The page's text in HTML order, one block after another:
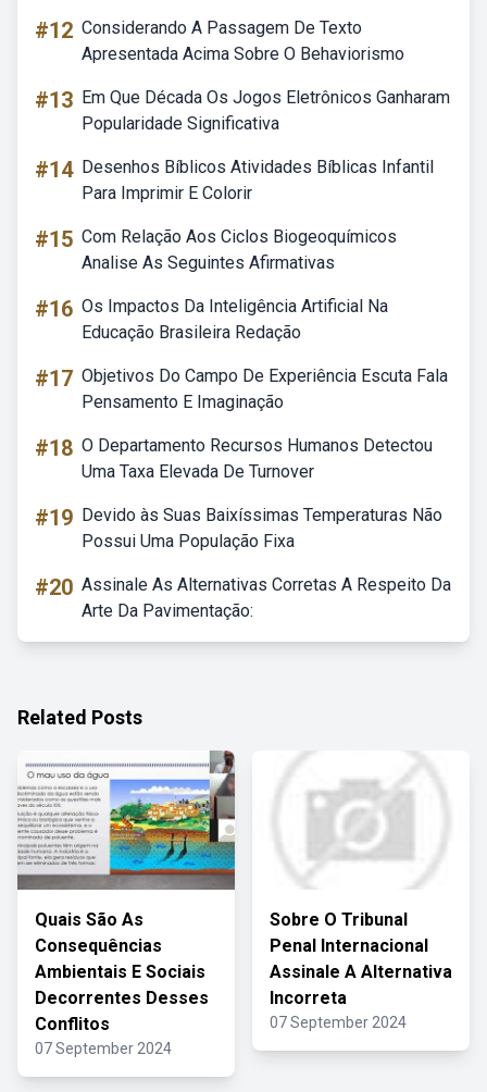
#12 Considerando A Passagem De Texto
Apresentada Acima Sobre O Behaviorismo
#13 Em Que Década Os Jogos Eletrônicos Ganharam
Popularidade Significativa
#14 Desenhos Bíblicos Atividades Bíblicas Infantil
Para Imprimir E Colorir
#15 Com Relação Aos Ciclos Biogeoquímicos
Analise As Seguintes Afirmativas
#16 Os Impactos Da Inteligência Artificial Na
Educação Brasileira Redação
#17 Objetivos Do Campo De Experiência Escuta Fala
Pensamento E Imaginação
#18 O Departamento Recursos Humanos Detectou
Uma Taxa Elevada De Turnover
#19 Devido às Suas Baixíssimas Temperaturas Não
Possui Uma População Fixa
#20 Assinale As Alternativas Corretas A Respeito Da
Arte Da Pavimentação:
Related Posts
Quais São As
Consequências
Ambientais E Sociais
Decorrentes Desses
Conflitos
07 September 2024
Sobre O Tribunal
Penal Internacional
Assinale A Alternativa
Incorreta
07 September 2024